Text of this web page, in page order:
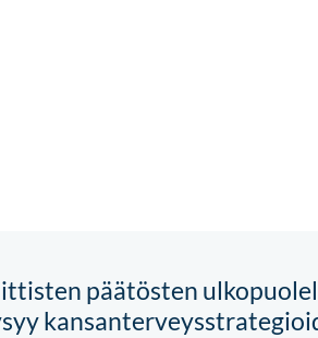
päätösten